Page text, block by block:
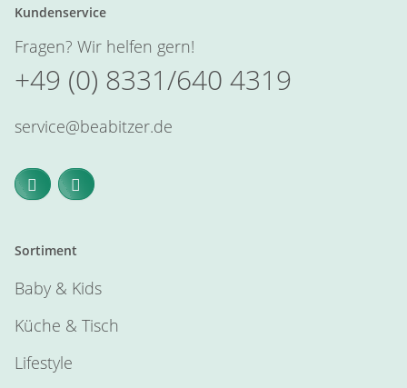
Kundenservice
Fragen? Wir helfen gern!
+49 (0) 8331/640 4319
service@beabitzer.de
Sortiment
Baby & Kids
Küche & Tisch
Lifestyle